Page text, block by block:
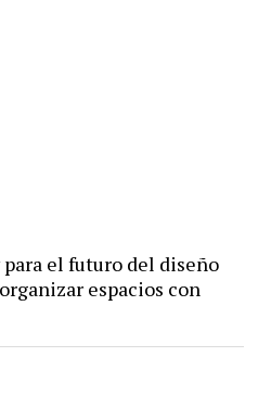
el futuro del diseño
espacios con